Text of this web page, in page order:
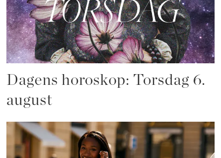
Dagens horoskop: Torsdag 6.
august